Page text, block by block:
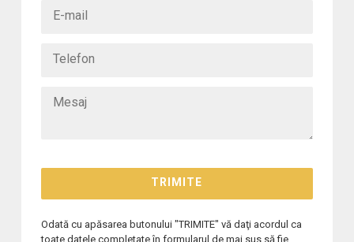
Odată cu apăsarea butonului "TRIMITE" vă daţi acordul ca
toate datele completate în formularul de mai sus să fie